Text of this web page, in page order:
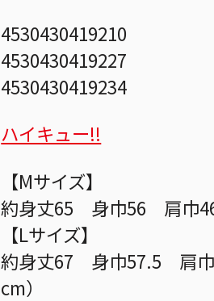
4530430419210
4530430419227
4530430419234
ハイキュー!!
【Mサイズ】
約身丈65 身巾56 肩巾
【Lサイズ】
約身丈67 身巾57.5 肩
cm）